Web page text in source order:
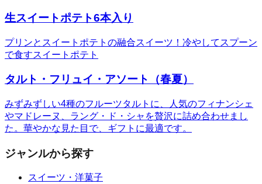
生スイートポテト6本入り
プリンとスイートポテトの融合スイーツ！冷やしてスプーン
で食すスイートポテト
タルト・フリュイ・アソート（春夏）
みずみずしい4種のフルーツタルトに、人気のフィナンシェ
やマドレーヌ、ラング・ド・シャを贅沢に詰め合わせまし
た。華やかな見た目で、ギフトに最適です。
ジャンルから探す
スイーツ・洋菓子